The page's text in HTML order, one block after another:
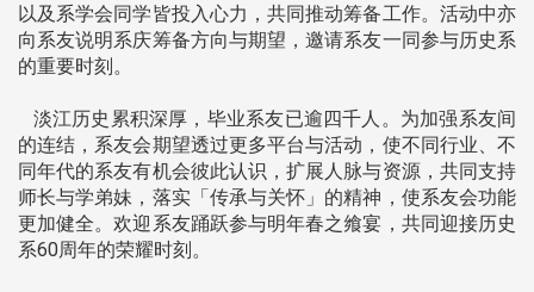
以及系学会同学皆投入心力，共同推动筹备工作。活动中亦
向系友说明系庆筹备方向与期望，邀请系友一同参与历史系
的重要时刻。
淡江历史累积深厚，毕业系友已逾四千人。为加强系友间
的连结，系友会期望透过更多平台与活动，使不同行业、不
同年代的系友有机会彼此认识，扩展人脉与资源，共同支持
师长与学弟妹，落实「传承与关怀」的精神，使系友会功能
更加健全。欢迎系友踊跃参与明年春之飨宴，共同迎接历史
系60周年的荣耀时刻。